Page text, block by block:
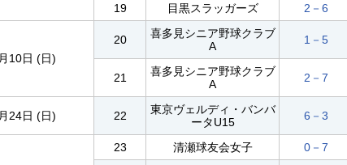
19
目黒スラッガーズ 2－6
10日 (日)
20
喜多見シニア野球クラブ
A
1－5
21
喜多見シニア野球クラブ
A
2－7
24日 (日) 22
東京ヴェルディ・バンバ
ータU15
6－3
23 清瀬球友会女子 0－7